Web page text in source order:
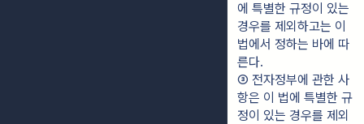
에 특별한 규정이 있는
경우를 제외하고는 이
법에서 정하는 바에 따
른다.
③ 전자정부에 관한 사
항은 이 법에 특별한 규
정이 있는 경우를 제외